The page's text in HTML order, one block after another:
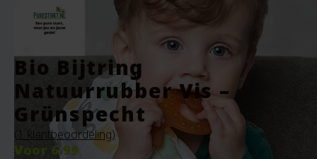
Bio Bijtring
Natuurrubber Vis –
Grünspecht
( klantbeoordeling)
Voor 6.99